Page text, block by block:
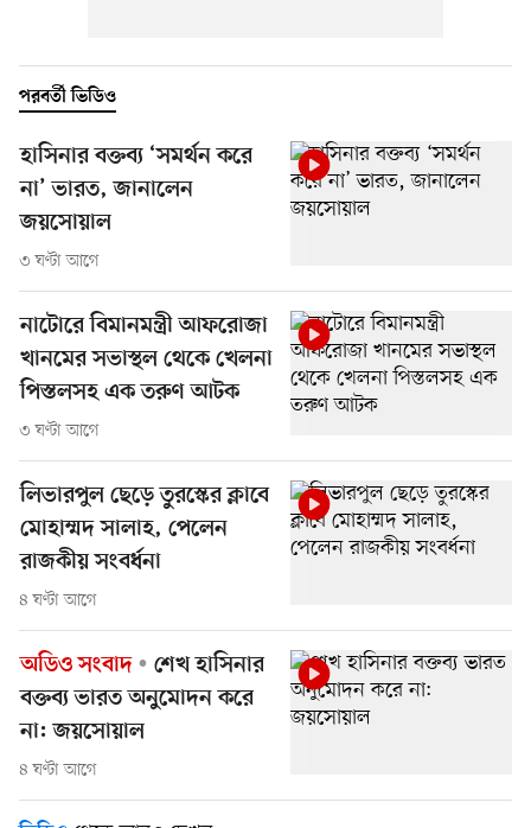
পরবর্তী ভিডিও
হাসিনার বক্তব্য ‘সমর্থন করে
না’ ভারত, জানালেন
জয়সোয়াল
৩ ঘণ্টা আগে
নাটোরে বিমানমন্ত্রী আফরোজা
খানমের সভাস্থল থেকে খেলনা
পিস্তলসহ এক তরুণ আটক
৩ ঘণ্টা আগে
লিভারপুল ছেড়ে তুরস্কের ক্লাবে
মোহাম্মদ সালাহ, পেলেন
রাজকীয় সংবর্ধনা
৪ ঘণ্টা আগে
অডিও সংবাদ
শেখ হাসিনার
বক্তব্য ভারত অনুমোদন করে
না: জয়সোয়াল
৪ ঘণ্টা আগে